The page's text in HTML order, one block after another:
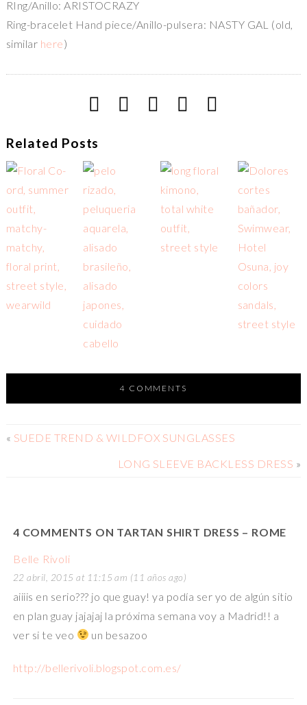
RIng/Anillo: ARISTOCRAZY
Ring-bracelet Hand piece/Anillo-pulsera: NASTY GAL (old,
similar here)
Related Posts
4 COMMENTS
« SUEDE TREND & WILDFOX SUNGLASSES
LONG SLEEVE BACKLESS DRESS »
4 COMMENTS ON TARTAN SHIRT DRESS – ROME
Belle Rivoli
22 abril, 2015 at 11:15 am (11 años ago)
aiiiis en serio??? jo que guay! ya podía ser yo de algún sitio
en plan guay jajajaj la próxima semana voy a Madrid!! a
ver si te veo
un besazoo
http://bellerivoli.blogspot.com.es/